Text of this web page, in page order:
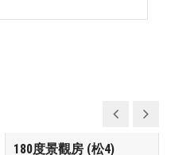
180度景觀房 (松4)